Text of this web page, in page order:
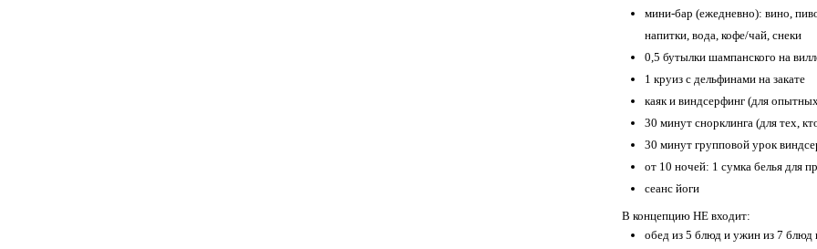
мини-бар (ежедневно): вино,
напитки, вода, кофе/чай, снеки
0,5 бутылки шампанского на
1 круиз с дельфинами на закате
каяк и виндсерфинг (для
30 минут снорклинга (для тех,
30 минут групповой урок
от 10 ночей: 1 сумка белья для
сеанс йоги
В концепцию НЕ входит:
обед из 5 блюд и ужин из 7 блюд